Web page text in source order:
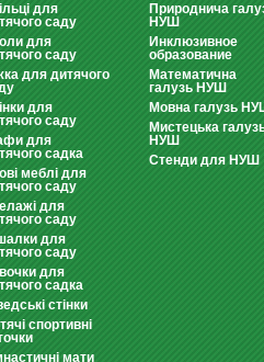
для
саду
для
саду
для дитячого
для
саду
для
садка
меблі для
саду
для
саду
для
саду
для
садка
стінки
спортивні
мати
Природнича
НУШ
Инклюзивное
образование
Математична
галузь НУШ
Мовна галузь
Мистецька
НУШ
Стенди для НУШ